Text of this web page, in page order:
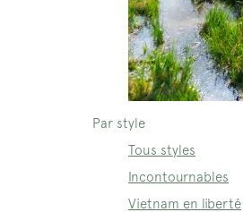
Par style
Tous styles
Incontournables
Vietnam en liberté